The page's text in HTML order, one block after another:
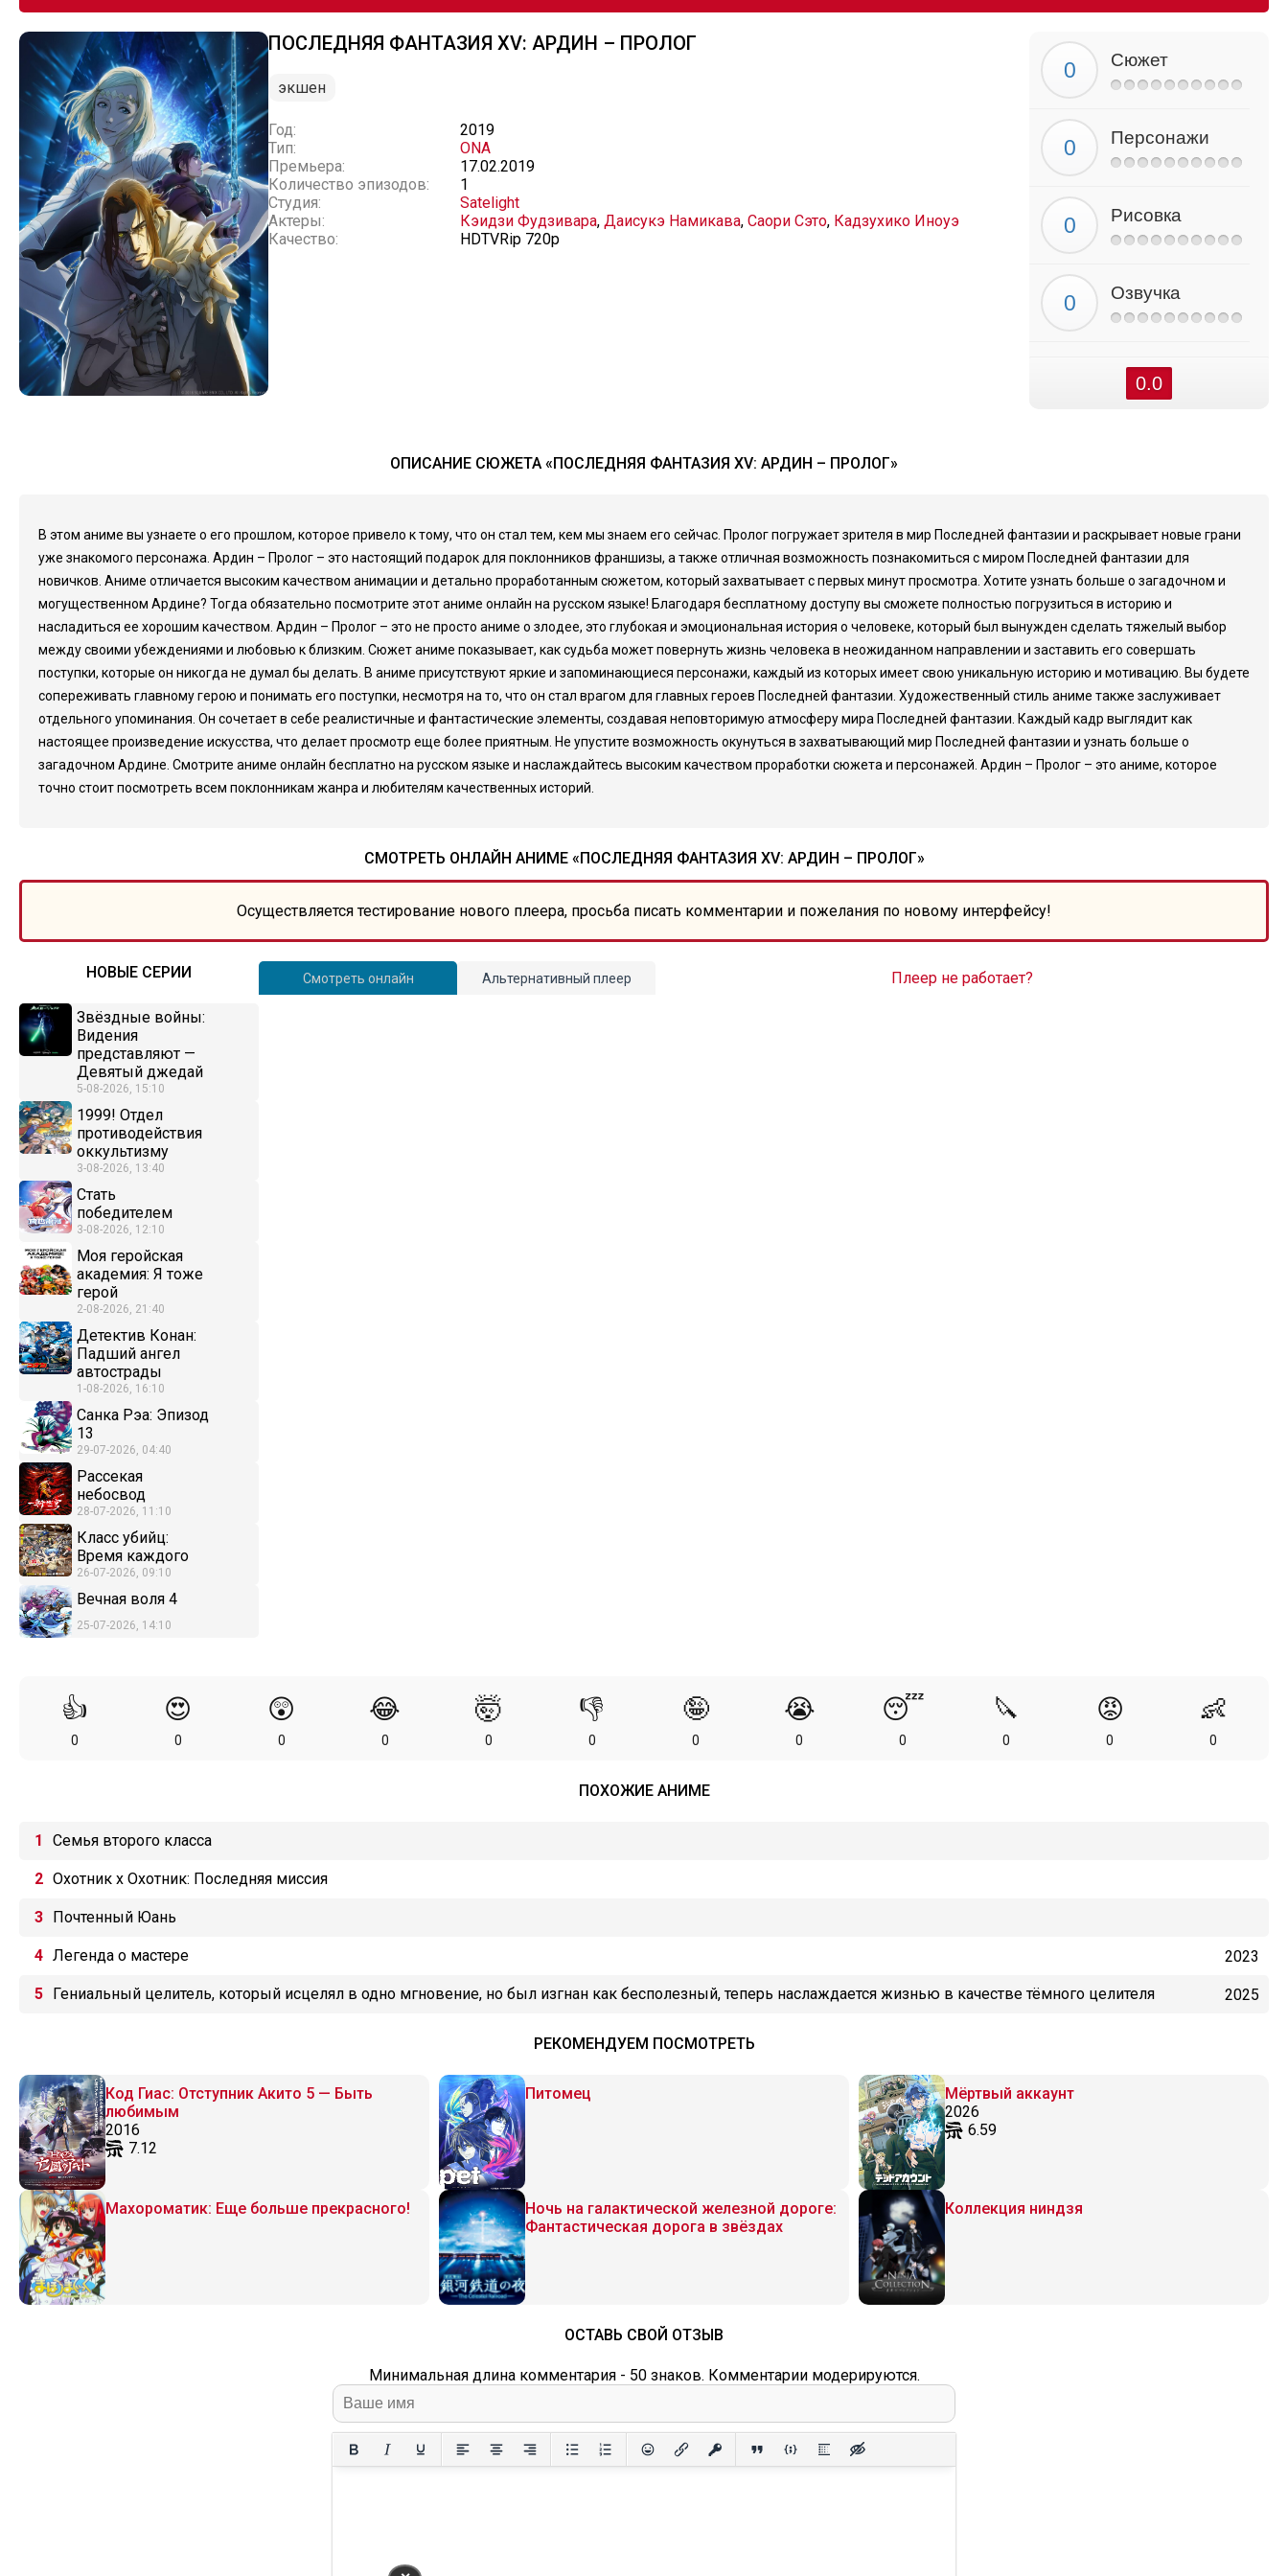
ПОСЛЕДНЯЯ ФАНТАЗИЯ XV: АРДИН – ПРОЛОГ
экшен
Год:
2019
Тип:
ONA
Премьера:
17.02.2019
Количество эпизодов:
1
Студия:
Satelight
Актеры:
Кэидзи Фудзивара, Даисукэ Намикава, Саори Сэто, Кадзухико Иноуэ
Качество:
HDTVRip 720p
Сюжет
Персонажи
Рисовка
Озвучка
0.0
ОПИСАНИЕ СЮЖЕТА «ПОСЛЕДНЯЯ ФАНТАЗИЯ XV: АРДИН – ПРОЛОГ»
В этом аниме вы узнаете о его прошлом, которое привело к тому, что он стал тем, кем мы знаем его сейчас. Пролог погружает зрителя в мир Последней фантазии и раскрывает новые грани
уже знакомого персонажа. Ардин – Пролог – это настоящий подарок для поклонников франшизы, а также отличная возможность познакомиться с миром Последней фантазии для
новичков. Аниме отличается высоким качеством анимации и детально проработанным сюжетом, который захватывает с первых минут просмотра. Хотите узнать больше о загадочном и
могущественном Ардине? Тогда обязательно посмотрите этот аниме онлайн на русском языке! Благодаря бесплатному доступу вы сможете полностью погрузиться в историю и
насладиться ее хорошим качеством. Ардин – Пролог – это не просто аниме о злодее, это глубокая и эмоциональная история о человеке, который был вынужден сделать тяжелый выбор
между своими убеждениями и любовью к близким. Сюжет аниме показывает, как судьба может повернуть жизнь человека в неожиданном направлении и заставить его совершать
поступки, которые он никогда не думал бы делать. В аниме присутствуют яркие и запоминающиеся персонажи, каждый из которых имеет свою уникальную историю и мотивацию. Вы будете
сопереживать главному герою и понимать его поступки, несмотря на то, что он стал врагом для главных героев Последней фантазии. Художественный стиль аниме также заслуживает
отдельного упоминания. Он сочетает в себе реалистичные и фантастические элементы, создавая неповторимую атмосферу мира Последней фантазии. Каждый кадр выглядит как
настоящее произведение искусства, что делает просмотр еще более приятным. Не упустите возможность окунуться в захватывающий мир Последней фантазии и узнать больше о
загадочном Ардине. Смотрите аниме онлайн бесплатно на русском языке и наслаждайтесь высоким качеством проработки сюжета и персонажей. Ардин – Пролог – это аниме, которое
точно стоит посмотреть всем поклонникам жанра и любителям качественных историй.
СМОТРЕТЬ ОНЛАЙН АНИМЕ «ПОСЛЕДНЯЯ ФАНТАЗИЯ XV: АРДИН – ПРОЛОГ»
Осуществляется тестирование нового плеера, просьба писать комментарии и пожелания по новому интерфейсу!
НОВЫЕ СЕРИИ
Звёздные войны:
Видения
представляют —
Девятый джедай
5-08-2026, 15:10
1999! Отдел
противодействия
оккультизму
3-08-2026, 13:40
Стать
победителем
3-08-2026, 12:10
Моя геройская
академия: Я тоже
герой
2-08-2026, 21:40
Детектив Конан:
Падший ангел
автострады
1-08-2026, 16:10
Санка Рэа: Эпизод
13
29-07-2026, 04:40
Рассекая
небосвод
28-07-2026, 11:10
Класс убийц:
Время каждого
26-07-2026, 09:10
Вечная воля 4
25-07-2026, 14:10
Смотреть онлайн Альтернативный плеер Плеер не работает?
👍
0
😍
0
😲
0
😂
0
🤯
0
👎
0
🤪
0
😭
0
😴
0
🔪
0
😡
0
👶
0
ПОХОЖИЕ АНИМЕ
Семья второго класса
Охотник х Охотник: Последняя миссия
Почтенный Юань
Легенда о мастере 2023
Гениальный целитель, который исцелял в одно мгновение, но был изгнан как бесполезный, теперь наслаждается жизнью в качестве тёмного целителя 2025
РЕКОМЕНДУЕМ ПОСМОТРЕТЬ
Код Гиас: Отступник Акито 5 — Быть
любимым
2016
7.12
Питомец
Мёртвый аккаунт
2026
6.59
Махороматик: Еще больше прекрасного!
Ночь на галактической железной дороге:
Фантастическая дорога в звёздах
Коллекция ниндзя
ОСТАВЬ СВОЙ ОТЗЫВ
Минимальная длина комментария - 50 знаков. Комментарии модерируются.